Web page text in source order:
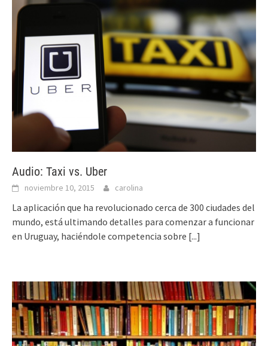
Audio: Taxi vs. Uber
noviembre 10, 2015 carolina
La aplicación que ha revolucionado cerca de 300 ciudades del
mundo, está ultimando detalles para comenzar a funcionar
en Uruguay, haciéndole competencia sobre [...]